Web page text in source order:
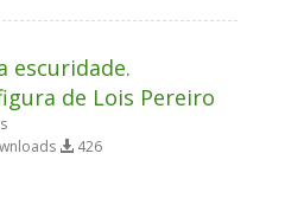
escuridade.
de Lois Pereiro
426